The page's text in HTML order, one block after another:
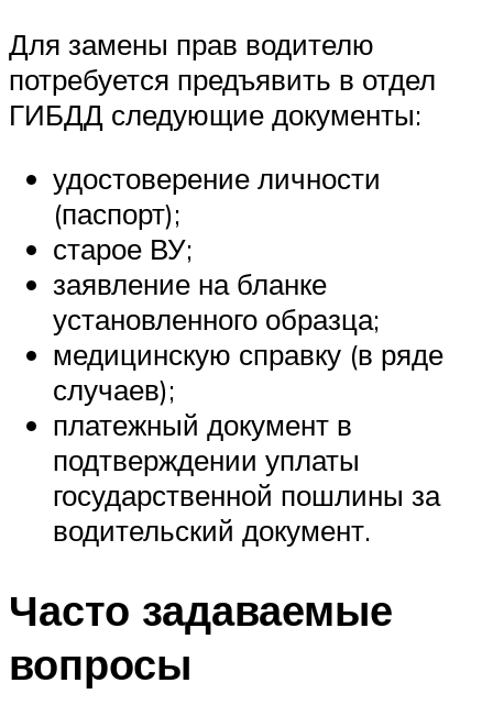
Для замены прав водителю
потребуется предъявить в отдел
ГИБДД следующие документы:
удостоверение личности
(паспорт);
старое ВУ;
заявление на бланке
установленного образца;
медицинскую справку (в ряде
случаев);
платежный документ в
подтверждении уплаты
государственной пошлины за
водительский документ.
Часто задаваемые
вопросы